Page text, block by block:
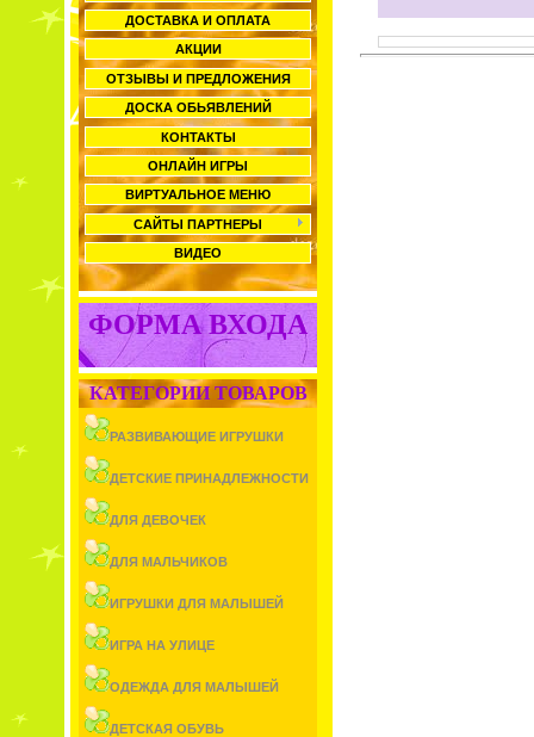
ДОСТАВКА И ОПЛАТА
АКЦИИ
ОТЗЫВЫ И ПРЕДЛОЖЕНИЯ
ДОСКА ОБЬЯВЛЕНИЙ
КОНТАКТЫ
ОНЛАЙН ИГРЫ
ВИРТУАЛЬНОЕ МЕНЮ
САЙТЫ ПАРТНЕРЫ
ВИДЕО
ФОРМА ВХОДА
КАТЕГОРИИ ТОВАРОВ
РАЗВИВАЮЩИЕ ИГРУШКИ
ДЕТСКИЕ ПРИНАДЛЕЖНОСТИ
ДЛЯ ДЕВОЧЕК
ДЛЯ МАЛЬЧИКОВ
ИГРУШКИ ДЛЯ МАЛЫШЕЙ
ИГРА НА УЛИЦЕ
ОДЕЖДА ДЛЯ МАЛЫШЕЙ
ДЕТСКАЯ ОБУВЬ